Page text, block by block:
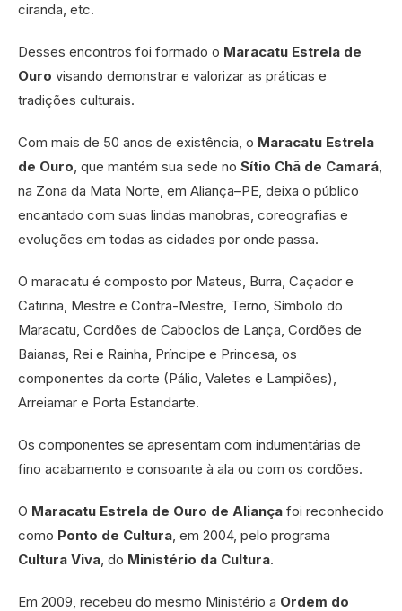
ciranda, etc.
Desses encontros foi formado o Maracatu Estrela de
Ouro visando demonstrar e valorizar as práticas e
tradições culturais.
Com mais de 50 anos de existência, o Maracatu Estrela
de Ouro , que mantém sua sede no Sítio Chã de Camará
na Zona da Mata Norte, em Aliança–PE, deixa o público
encantado com suas lindas manobras, coreografias e
evoluções em todas as cidades por onde passa.
O maracatu é composto por Mateus, Burra, Caçador e
Catirina, Mestre e Contra-Mestre, Terno, Símbolo do
Maracatu, Cordões de Caboclos de Lança, Cordões de
Baianas, Rei e Rainha, Príncipe e Princesa, os
componentes da corte (Pálio, Valetes e Lampiões),
Arreiamar e Porta Estandarte.
Os componentes se apresentam com indumentárias de
fino acabamento e consoante à ala ou com os cordões.
O Maracatu Estrela de Ouro de Aliança foi reconhecido
como Ponto de Cultura , em 2004, pelo programa
Cultura Viva , do Ministério da Cultura.
Em 2009, recebeu do mesmo Ministério a Ordem do